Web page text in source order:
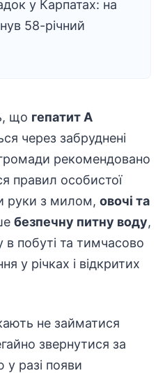
у Карпатах: на
58-річний
що гепатит А
через забруднені
рекомендовано
правил особистої
руки з милом, овочі та
безпечну питну воду,
в побуті та тимчасово
у річках і відкритих
не займатися
звернутися за
у разі появи